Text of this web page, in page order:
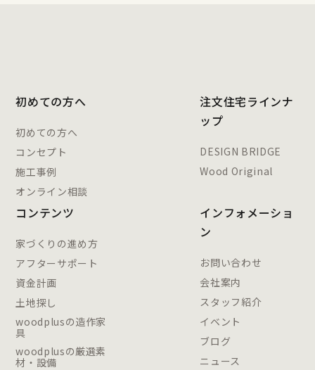
初めての方へ
初めての方へ
コンセプト
施工事例
オンライン相談
注文住宅ラインナ
ップ
DESIGN BRIDGE
Wood Original
コンテンツ
家づくりの進め方
アフターサポート
資金計画
土地探し
woodplusの造作家
具
woodplusの厳選素
材・設備
インフォメーショ
ン
お問い合わせ
会社案内
スタッフ紹介
イベント
ブログ
ニュース